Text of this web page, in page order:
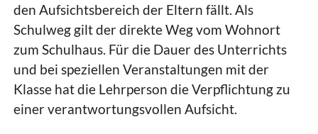
den Aufsichtsbereich der Eltern fällt. Als
Schulweg gilt der direkte Weg vom Wohnort
zum Schulhaus. Für die Dauer des Unterrichts
und bei speziellen Veranstaltungen mit der
Klasse hat die Lehrperson die Verpflichtung zu
einer verantwortungsvollen Aufsicht.